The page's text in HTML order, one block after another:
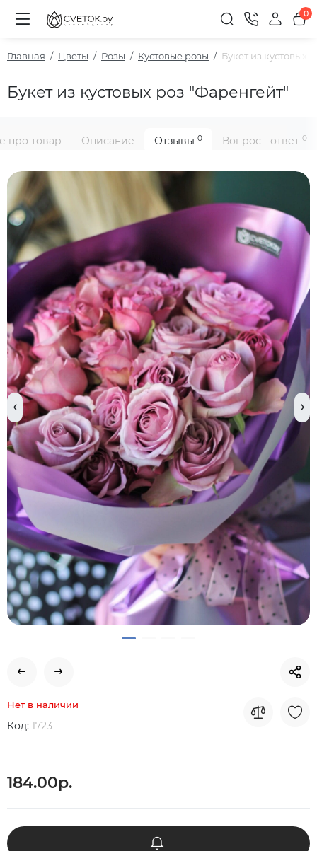
0
Главная Цветы Розы Кустовые розы Букет из кустовых
Букет из кустовых роз "Фаренгейт"
про товар Описание Отзывы 0 Вопрос - ответ 0
Нет в наличии
Код: 1723
184.00р.